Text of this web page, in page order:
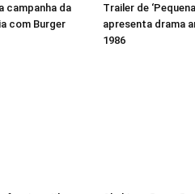
campanha da
com Burger
Trailer de
apresenta drama
1986